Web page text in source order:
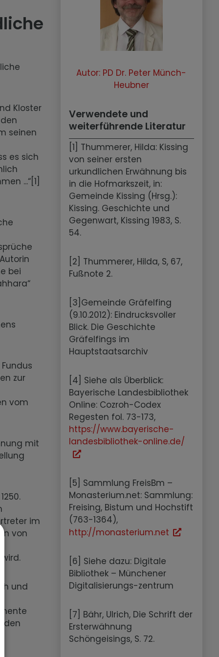
Kloster
seinen
es sich
...“[1]
bei
zur
vom
mit
im
von
und
den
Autor: PD Dr. Peter Münch-
Heubner
Verwendete und
weiterführende Literatur
[1] Thummerer, Hilda: Kissing
von seiner ersten
urkundlichen Erwähnung bis
in die Hofmarkszeit, in:
Gemeinde Kissing (Hrsg.):
Kissing. Geschichte und
Gegenwart, Kissing 1983, S.
54.
[2] Thummerer, Hilda, S, 67,
Fußnote 2.
[3]Gemeinde Gräfelfing
(9.10.2012): Eindrucksvoller
Blick. Die Geschichte
Gräfelfings im
Hauptstaatsarchiv
[4] Siehe als Überblick:
Bayerische Landesbibliothek
Online: Cozroh-Codex
Regesten fol. 73-173,
https://www.bayerische-
landesbibliothek-online.de/
[5] Sammlung FreisBm –
Monasterium.net: Sammlung:
Freising, Bistum und Hochstift
(763-1364),
http://monasterium.net
[6] Siehe dazu: Digitale
Bibliothek – Münchener
Digitalisierungs-zentrum
[7] Bähr, Ulrich, Die Schrift der
Ersterwähnung
Schöngeisings, S. 72.